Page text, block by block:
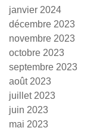
janvier 2024
décembre 2023
novembre 2023
octobre 2023
septembre 2023
août 2023
juillet 2023
juin 2023
mai 2023